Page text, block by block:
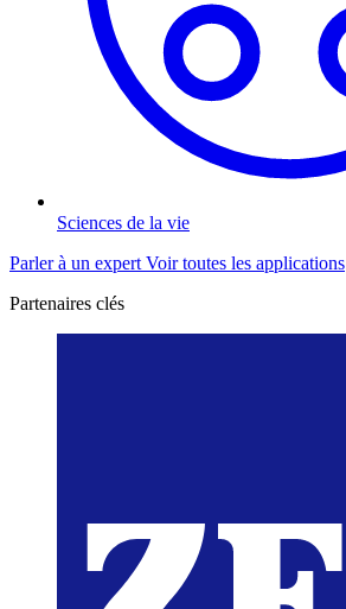
Sciences de la vie
Parler à un expert Voir toutes les applications
Partenaires clés